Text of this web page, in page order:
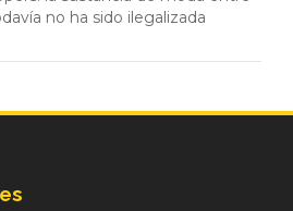
no ha sido ilegalizada